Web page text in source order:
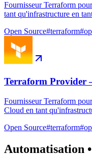
Fournisseur Terraform
tant qu'infrastructure en
Open Source#terraform#
Terraform Provider
Fournisseur Terraform
Cloud en tant
Open Source#terraform#
Automatisation •